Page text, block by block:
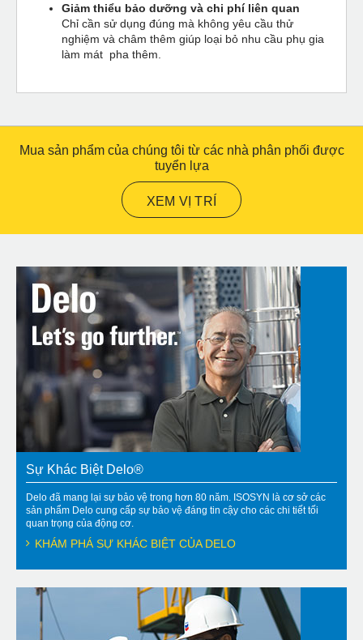
Giảm thiểu bảo dưỡng và chi phí liên quan
Chỉ cần sử dụng đúng mà không yêu cầu thử
nghiệm và châm thêm giúp loại bỏ nhu cầu phụ gia
làm mát pha thêm.
Mua sản phẩm của chúng tôi từ các nhà phân phối được
tuyển lựa
XEM VỊ TRÍ
Sự Khác Biệt Delo®
Delo đã mang lại sự bảo vệ trong hơn 80 năm. ISOSYN là cơ sở các
sản phẩm Delo cung cấp sự bảo vệ đáng tin cậy cho các chi tiết tối
quan trọng của động cơ.
KHÁM PHÁ SỰ KHÁC BIỆT CỦA DELO